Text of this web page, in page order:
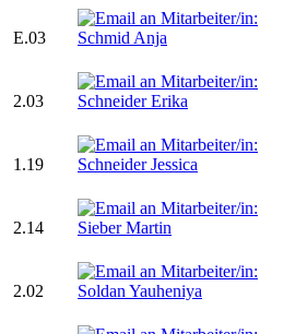
E.03
2.03
1.19
2.14
2.02